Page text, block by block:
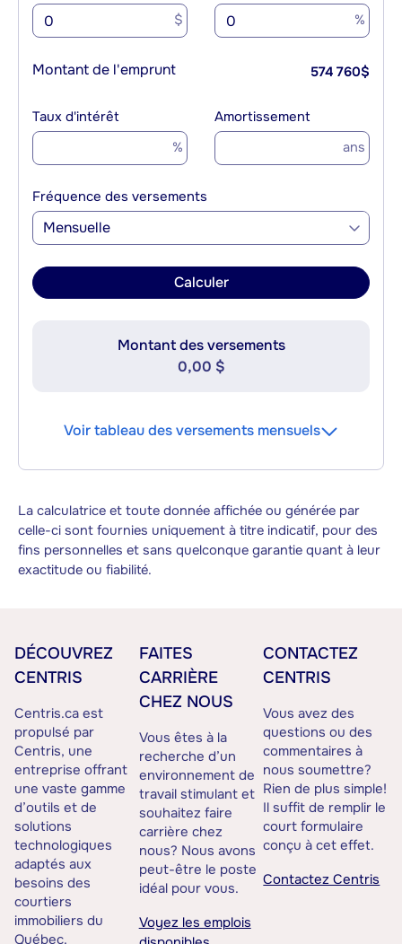
$ %
Montant de l'emprunt 574 760$
Taux d'intérêt
%
Amortissement
ans
Fréquence des versements
Mensuelle
Calculer
Montant des versements
0,00 $
Voir tableau des versements mensuels
La calculatrice et toute donnée affichée ou générée par
celle-ci sont fournies uniquement à titre indicatif, pour des
fins personnelles et sans quelconque garantie quant à leur
exactitude ou fiabilité.
DÉCOUVREZ
CENTRIS
Centris.ca est
propulsé par
Centris, une
entreprise offrant
une vaste gamme
d’outils et de
solutions
technologiques
adaptés aux
besoins des
courtiers
immobiliers du
Québec.
FAITES
CARRIÈRE
CHEZ NOUS
Vous êtes à la
recherche d’un
environnement de
travail stimulant et
souhaitez faire
carrière chez
nous? Nous avons
peut-être le poste
idéal pour vous.
Voyez les emplois
CONTACTEZ
CENTRIS
Vous avez des
questions ou des
commentaires à
nous soumettre?
Rien de plus simple!
Il suffit de remplir le
court formulaire
conçu à cet effet.
Contactez Centris